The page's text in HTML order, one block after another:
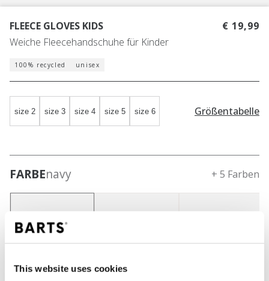
This website uses cookies
FLEECE GLOVES KIDS
Weiche Fleecehandschuhe für Kinder
€ 19,99
100% recycled unisex
size 2 size 3 size 4 size 5 size 6 Größentabelle
FARBEnavy + 5 Farben